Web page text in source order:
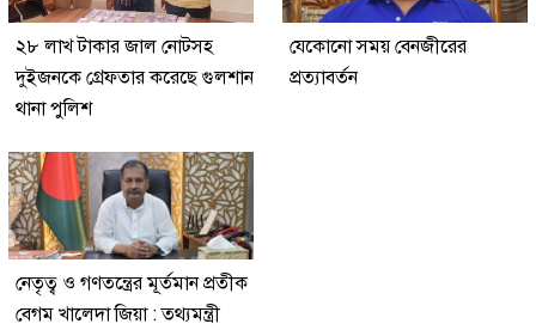
২৮ লাখ টাকার জাল নোটসহ
দুইজনকে গ্রেফতার করেছে গুলশান
থানা পুলিশ
যেকোনো সময় বেনজীরের
প্রত্যাবর্তন
নেতৃত্ব ও গণতন্ত্রের মূর্তমান প্রতীক
বেগম খালেদা জিয়া : তথ্যমন্ত্রী